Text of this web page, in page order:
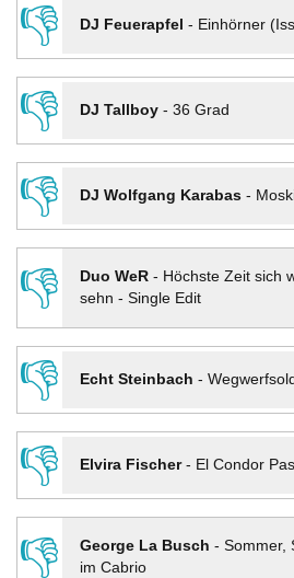
👎
DJ Feuerapfel - Einhörner
👎
DJ Tallboy- 36 Grad
👎
DJ Wolfgang Karabas-
👎
Duo WeR- Höchste Zeit sich
sehn - Single Edit
👎
Echt Steinbach -
👎
Elvira Fischer- El Condor
👎
George La Busch - Sommer,
im Cabrio